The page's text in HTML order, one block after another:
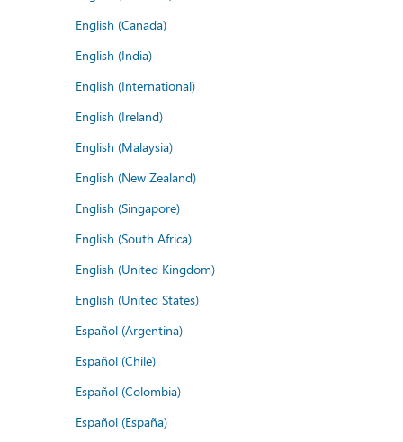
English (Canada)
English (India)
English (International)
English (Ireland)
English (Malaysia)
English (New Zealand)
English (Singapore)
English (South Africa)
English (United Kingdom)
English (United States)
Español (Argentina)
Español (Chile)
Español (Colombia)
Español (España)